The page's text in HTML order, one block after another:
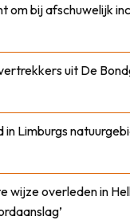
om bij afschuwelijk
uit De
in Limburgs
wijze overleden in